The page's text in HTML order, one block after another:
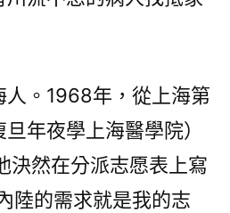
高
人。1968年，從上海第
年夜學上海醫學院）
決然在分派志愿表上寫
的需求就是我的志